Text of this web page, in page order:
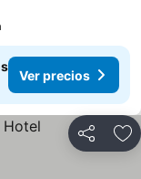
precios
Ver precios
Compartir